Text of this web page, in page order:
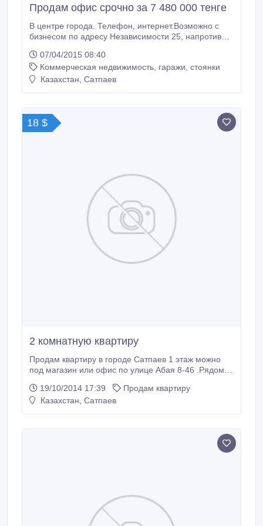
Продам офис срочно за 7 480 000 тенге
В центре города. Телефон, интернет.Возможно с
бизнесом по адресу Независимости 25, напротив
07/04/2015 08:40
Коммерческая недвижимость, гаражи, стоянки
Казахстан, Сатпаев
18 $
2 комнатную квартиру
Продам квартиру в городе Сатпаев 1 этаж можно
под магазин или офис по улице Абая 8-46 .Рядом
кабельное, телефон интернет, домофон, кафель
19/10/2014 17:39
Продам квартиру
Казахстан, Сатпаев